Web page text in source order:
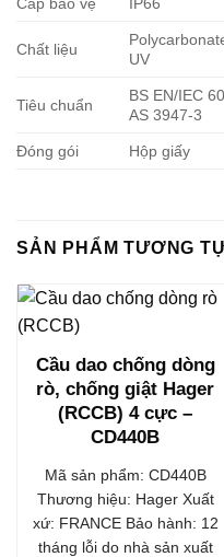
Chất liệu
UV
Tiêu chuẩn
BS EN/IEC
AS 3947-3
Đóng gói Hộp giấy
SẢN PHẨM TƯƠNG
Cầu dao chống dòng
rò, chống giật Hager
(RCCB) 4 cực –
CD440B
Mã sản phẩm: CD440B
Thương hiệu: Hager Xuất
xứ: FRANCE Bảo hành: 12
tháng lỗi do nhà sản xuất